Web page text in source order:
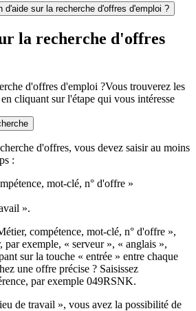
d'aide sur la recherche d'offres d'emploi ?
la recherche d'offres
d'offres d'emploi ?Vous trouverez les
cliquant sur l'étape qui vous intéresse
d'offres, vous devez saisir au moins
:
mot-clé, n° d'offre »
».
compétence, mot-clé, n° d'offre »,
par exemple, « serveur », « anglais »,
sur la touche « entrée » entre chaque
une offre précise ? Saisissez
par exemple 049RSNK.
de travail », vous avez la possibilité de